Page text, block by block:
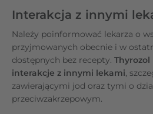
Interakcja z innymi
Należy poinformować lekarza o
przyjmowanych obecnie i w
dostępnych bez recepty.
interakcje z innymi lekami,
zawierającymi jod oraz tymi o
przeciwzakrzepowym.